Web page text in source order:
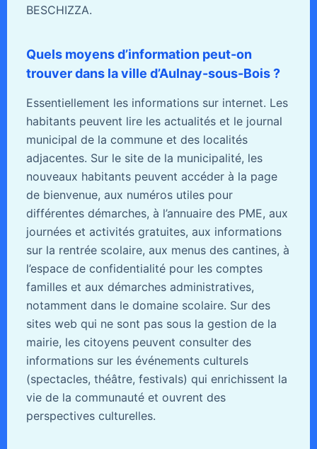
BESCHIZZA.
Quels moyens d’information peut-on
trouver dans la ville d’Aulnay-sous-Bois ?
Essentiellement les informations sur internet. Les
habitants peuvent lire les actualités et le journal
municipal de la commune et des localités
adjacentes. Sur le site de la municipalité, les
nouveaux habitants peuvent accéder à la page
de bienvenue, aux numéros utiles pour
différentes démarches, à l’annuaire des PME, aux
journées et activités gratuites, aux informations
sur la rentrée scolaire, aux menus des cantines, à
l’espace de confidentialité pour les comptes
familles et aux démarches administratives,
notamment dans le domaine scolaire. Sur des
sites web qui ne sont pas sous la gestion de la
mairie, les citoyens peuvent consulter des
informations sur les événements culturels
(spectacles, théâtre, festivals) qui enrichissent la
vie de la communauté et ouvrent des
perspectives culturelles.